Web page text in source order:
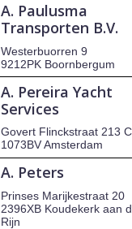
A. Paulusma
Transporten B.V.
Westerbuorren 9
9212PK Boornbergum
A. Pereira Yacht
Services
Govert Flinckstraat 213 C
1073BV Amsterdam
A. Peters
Prinses Marijkestraat 20
2396XB Koudekerk aan
Rijn